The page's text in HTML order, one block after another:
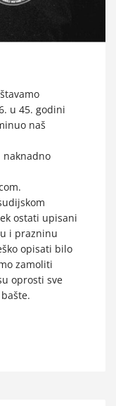
u 45. godini
naš
naknadno
ostati upisani
i prazninu
opisati bilo
zamoliti
oprosti sve